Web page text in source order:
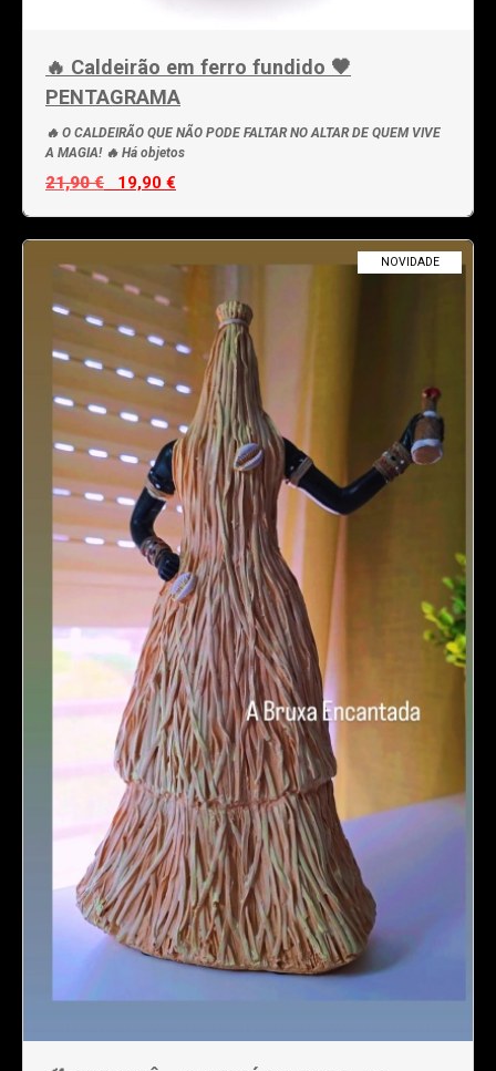
🔥 Caldeirão em ferro fundido 🖤
PENTAGRAMA
🔥 O CALDEIRÃO QUE NÃO PODE FALTAR NO ALTAR DE QUEM VIVE
A MAGIA! 🔥 Há objetos
21,90 € 19,90 €
NOVIDADE